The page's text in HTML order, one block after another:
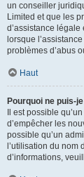
un conseiller
Limited et que les
d’assistance
lorsque
problèmes d’abus
Haut
Pourquoi ne puis-
Il est possible
d’empêcher les
possible qu’un
l’utilisation du nom
d’informations,